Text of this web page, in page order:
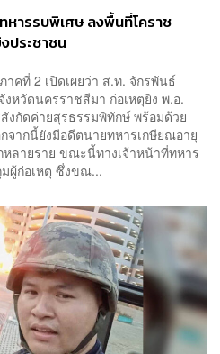
ารรบพิเศษ ลงพื้นที่โคราช
ประชาชน
คที่ 2 เปิดเผยว่า ส.ท. จักรพันธ์
หวัดนครราชสีมา ก่อเหตุยิง พ.อ.
งกัดค่ายสุรธรรมพิทักษ์ พร้อมด้วย
ากนี้ยังมีอดีตนายทหารเกษียณอายุ
ลายราย ขณะนี้ทางเจ้าหน้าที่ทหาร
ผู้ก่อเหตุ ซึ่งขณ...